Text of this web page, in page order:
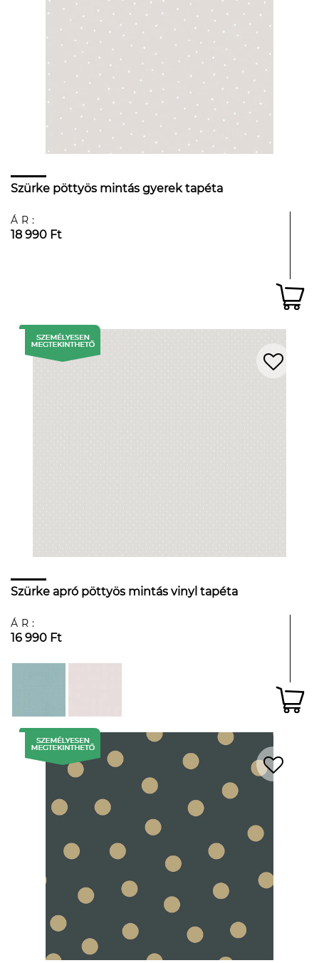
Szürke pöttyös mintás gyerek tapéta
ÁR:
18 990 Ft
Szürke apró pöttyös mintás vinyl tapéta
ÁR:
16 990 Ft